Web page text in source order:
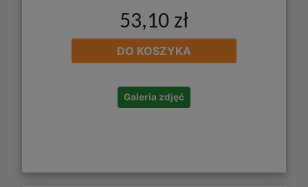
53,10 zł
DO KOSZYKA
Galeria zdjęć